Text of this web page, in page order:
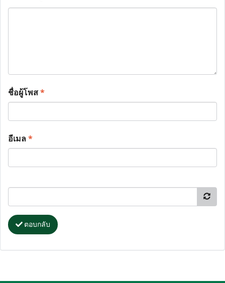
ชื่อผู้โพส*
อีเมล*
ตอบกลับ